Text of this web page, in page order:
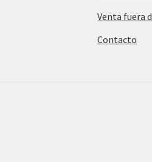
Venta fuera
Contacto